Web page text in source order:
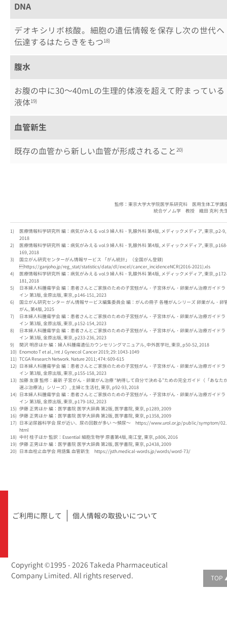
DNA
デオキシリボ核酸。細胞の遺伝情報を保存し次の世代へ
伝達するはたらきをもつ18)
腹水
お腹の中に30～40mLの生理的体液を超えて貯まっている
液体19)
血管新生
既存の血管から新しい血管が形成されること 20)
監修：東京大学大学院医学系研究科 医用生体工学講
統合ゲノム学 教授 織田 克利 先
医療情報科学研究所 編：病気がみえる vol.9 婦人科・乳腺外科 第4版, メディックメディア, 東京, p2-9,
2018
医療情報科学研究所 編：病気がみえる vol.9 婦人科・乳腺外科 第4版, メディックメディア, 東京, p168-
169, 2018
国立がん研究センターがん情報サービス 「がん統計」（全国がん登録)
https://ganjoho.jp/reg_stat/statistics/data/dl/excel/cancer_incidenceNCR(2016-2021).xls
医療情報科学研究所 編：病気がみえる vol.9 婦人科・乳腺外科 第4版, メディックメディア, 東京, p172-
181, 2018
日本婦人科腫瘍学会 編：患者さんとご家族のための子宮頸がん・子宮体がん・卵巣がん治療ガイドラ
イン 第3版, 金原出版, 東京, p146-151, 2023
国立がん研究センター がん情報サービス編集委員会 編：がんの冊子 各種がんシリーズ 卵巣がん・卵
がん, 第4版, 2025
日本婦人科腫瘍学会 編：患者さんとご家族のための子宮頸がん・子宮体がん・卵巣がん治療ガイドラ
イン 第3版, 金原出版, 東京, p152-154, 2023
日本婦人科腫瘍学会 編：患者さんとご家族のための子宮頸がん・子宮体がん・卵巣がん治療ガイドラ
イン 第3版, 金原出版, 東京, p233-236, 2023
関沢 明彦ほか 編：婦人科腫瘍遺伝カウンセリングマニュアル, 中外医学社, 東京, p50-52, 2018
Enomoto T et al., Int J Gynecol Cancer 2019; 29: 1043-1049
TCGA Research Network. Nature 2011; 474: 609-615
日本婦人科腫瘍学会 編：患者さんとご家族のための子宮頸がん・子宮体がん・卵巣がん治療ガイドラ
イン 第3版, 金原出版, 東京, p155-158, 2023
加藤 友康 監修：最新 子宮がん・卵巣がん治療 “納得して自分で決める”ための完全ガイド（「あなた
選ぶ治療法」シリーズ）, 主婦と生活社, 東京, p92-93, 2018
日本婦人科腫瘍学会 編：患者さんとご家族のための子宮頸がん・子宮体がん・卵巣がん治療ガイドラ
イン 第3版, 金原出版, 東京, p179-182, 2023
伊藤 正男ほか 編：医学書院 医学大辞典 第2版, 医学書院, 東京, p1289, 2009
伊藤 正男ほか 編：医学書院 医学大辞典 第2版, 医学書院, 東京, p1358, 2009
日本泌尿器科学会 尿が近い、尿の回数が多い ～頻尿～ https://www.urol.or.jp/public/symptom/02.
html
中村 桂子ほか 監訳：Essential 細胞生物学 原書第4版, 南江堂, 東京, p806, 2016
伊藤 正男ほか 編：医学書院 医学大辞典 第2版, 医学書院, 東京, p2438, 2009
日本血栓止血学会 用語集 血管新生 https://jsth.medical-words.jp/words/word-73/
ご利用に際して 個人情報の取扱いについて
Copyright ©1995 - 2026 Takeda Pharmaceutical
Company Limited. All rights reserved.
TOP